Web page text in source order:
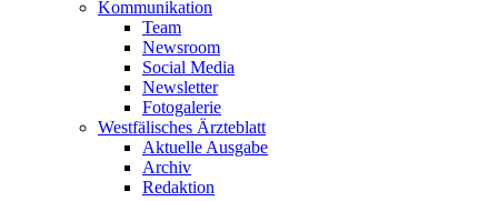
Kommunikation
Team
Newsroom
Social Media
Newsletter
Fotogalerie
Westfälisches Ärzteblatt
Aktuelle Ausgabe
Archiv
Redaktion